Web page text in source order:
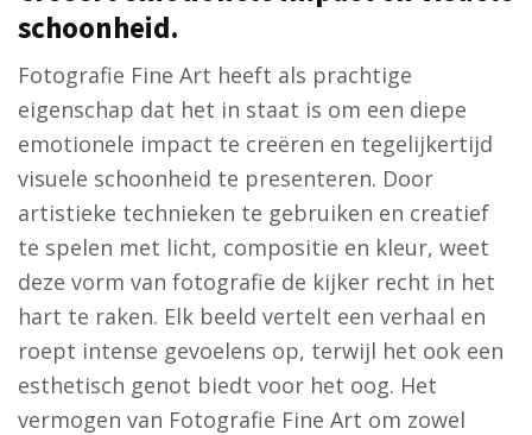
schoonheid.
Fotografie Fine Art heeft als prachtige
eigenschap dat het in staat is om een diepe
emotionele impact te creëren en tegelijkertijd
visuele schoonheid te presenteren. Door
artistieke technieken te gebruiken en creatief
te spelen met licht, compositie en kleur, weet
deze vorm van fotografie de kijker recht in het
hart te raken. Elk beeld vertelt een verhaal en
roept intense gevoelens op, terwijl het ook een
esthetisch genot biedt voor het oog. Het
vermogen van Fotografie Fine Art om zowel